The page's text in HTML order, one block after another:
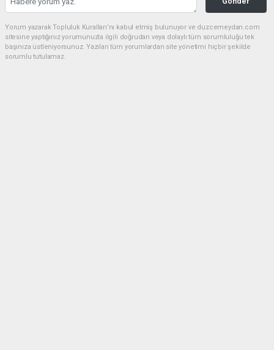
Yorum yazarak Topluluk Kuralları’nı kabul etmiş bulunuyor ve duzcemeydan.com
sitesine yaptığınız yorumunuzla ilgili doğrudan veya dolaylı tüm sorumluluğu tek
başınıza üstleniyorsunuz. Yazılan tüm yorumlardan site yönetimi hiçbir şekilde
sorumlu tutulamaz.